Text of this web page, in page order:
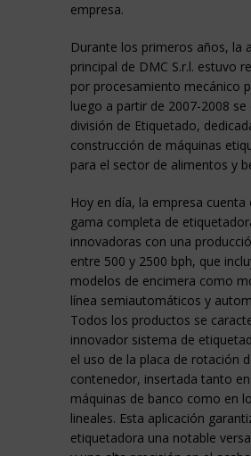
empresa.
Durante los primeros años, la
principal de DMC S.r.l. estuvo
por procesamiento mecánico
luego a partir de 2007-2008 se
división de Etiquetado,
construcción de máquinas
para el sector de alimentos y
Hoy en día, la empresa cuenta
gama completa de
innovadoras con una
entre 500 y 2500 bph, que
modelos de encimera como
línea semiautomáticos y
Todos los productos se
innovador sistema de
el uso de la placa de rotación
contenedor, insertada tanto
máquinas de banco como en
lineales. Esta aplicación
etiquetadora una notable